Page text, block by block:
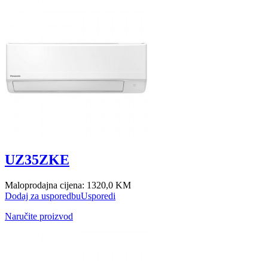
UZ35ZKE
Maloprodajna cijena: 1320,0 KM
Dodaj za usporedbuUsporedi
Naručite proizvod